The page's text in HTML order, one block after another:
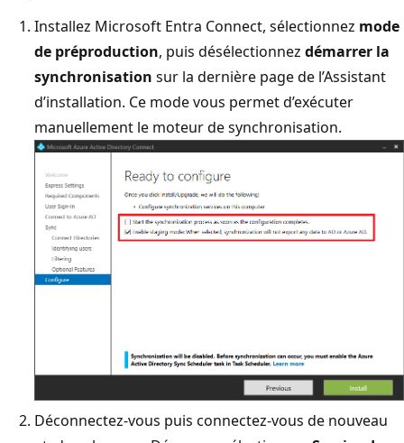
Installez Microsoft Entra Connect, sélectionnez mode
de préproduction, puis désélectionnez démarrer la
synchronisation sur la dernière page de l’Assistant
d’installation. Ce mode vous permet d’exécuter
manuellement le moteur de synchronisation.
Déconnectez-vous puis connectez-vous de nouveau